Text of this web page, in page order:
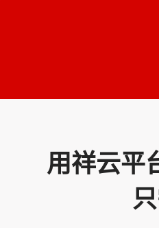
用祥云平